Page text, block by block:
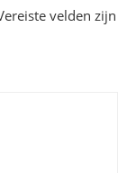
velden zijn